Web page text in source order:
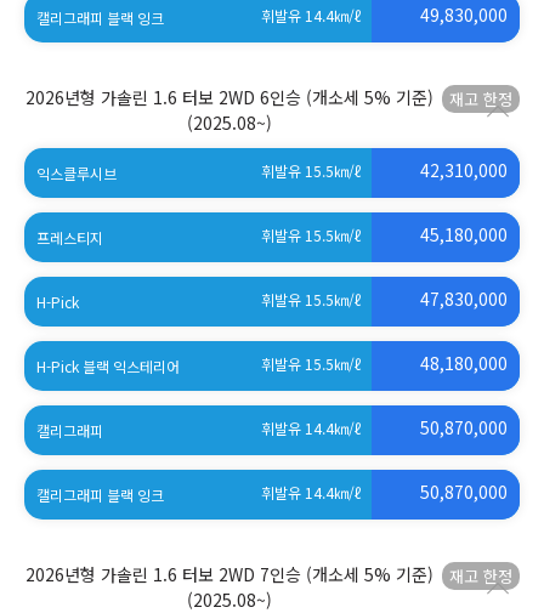
캘리그래피 블랙 잉크 휘발유 14.4㎞/ℓ
49,830,000
2026년형 가솔린 1.6 터보 2WD 6인승 (개소세 5% 기준)
(2025.08~)
익스클루시브 휘발유 15.5㎞/ℓ
42,310,000
프레스티지 휘발유 15.5㎞/ℓ
45,180,000
H-Pick 휘발유 15.5㎞/ℓ
47,830,000
H-Pick 블랙 익스테리어 휘발유 15.5㎞/ℓ
48,180,000
캘리그래피 휘발유 14.4㎞/ℓ
50,870,000
캘리그래피 블랙 잉크 휘발유 14.4㎞/ℓ
50,870,000
2026년형 가솔린 1.6 터보 2WD 7인승 (개소세 5% 기준)
(2025.08~)